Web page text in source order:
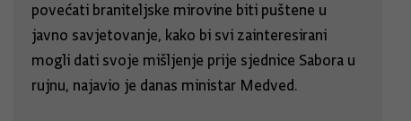
povećati braniteljske mirovine biti puštene u
javno savjetovanje, kako bi svi zainteresirani
mogli dati svoje mišljenje prije sjednice Sabora u
rujnu, najavio je danas ministar Medved.